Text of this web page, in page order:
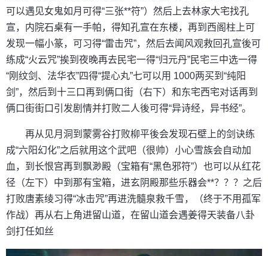
可以遇见女鬼如月可得“三张**符”）然后上去林家大宅找孔
宣，内院石桌有一手帕，得知孔宣在东楼，再到西阁柱上可
发现一幅小篆，可习得“雷击咒”，然后去闻风观救回孔宣後可
练成“火云咒”挨到夜晚再去民宅一得“归元丹”民宅三中选一得
“刚纹剑、法华衣”四得“提心丸”七可以用 1000两买到“纯阳
剑”，然后到十三口再到俩口街（右下）和东宅西宅对话再到
俩口街街口引发剧情并打败二人後可得“异诗经，异书经”。
再从见月洞到蒙雾谷打败柳平後会发现石壁上的剑诀练
成“六阳幻化”之后就用这个武吧（很帅）小心雪族会自动加
血，到长恨宫再到飘渺殿（宝箱有“黑色邪符”）也可以从红花
径（左下）中到那有宝箱，进玄阴殿那些乐器会**？？？之后
打败唐素绫习得“冰击咒”再进洗髓泉救千雪，（终于不用孤军
作战）再从右上角进留山道，在留山道会遇姜得天装备八卦
剑打任如丝